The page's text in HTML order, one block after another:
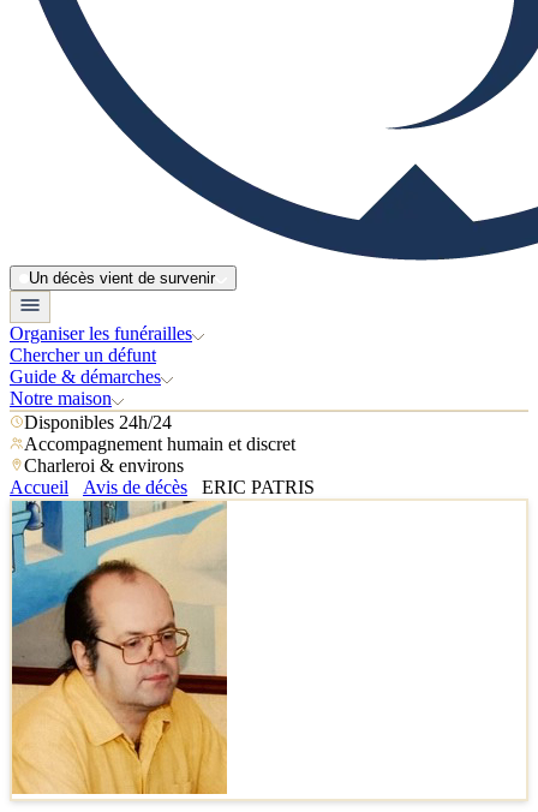
Un décès vient de survenir
Organiser les funérailles
Chercher un défunt
Guide & démarches
Notre maison
Disponibles 24h/24
Accompagnement humain et discret
Charleroi & environs
Accueil
Avis de décès ERIC PATRIS